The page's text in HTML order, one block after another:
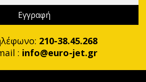
210-38.45.268
: info@euro-jet.gr